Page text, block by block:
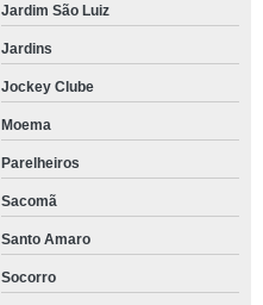
Jardim São Luiz
Jardins
Jockey Clube
Moema
Parelheiros
Sacomã
Santo Amaro
Socorro